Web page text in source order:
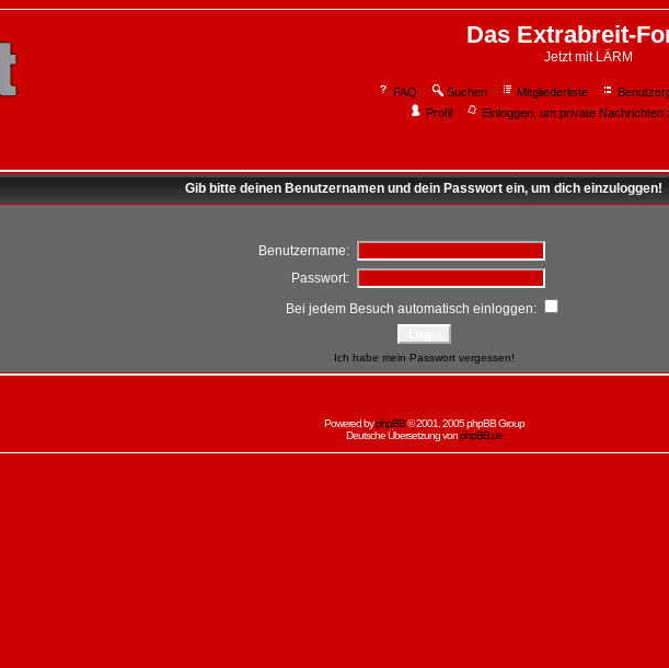
Das Extrabreit-
Jetzt mit LÄRM
FAQ Suchen Mitgliederliste
Profil
Einloggen, um private Nachrichten
Gib bitte deinen Benutzernamen und dein Passwort ein, um dich einzuloggen!
Benutzername:
Passwort:
Bei jedem Besuch automatisch einloggen:
Ich habe mein Passwort vergessen!
Powered byphpBB© 2001, 2005 phpBB Group
Deutsche Übersetzung vonphpBB.de